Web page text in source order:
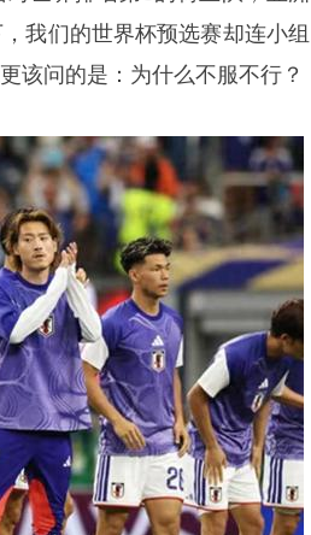
我们的世界杯预选赛却连小组
该问的是：为什么不服不行？